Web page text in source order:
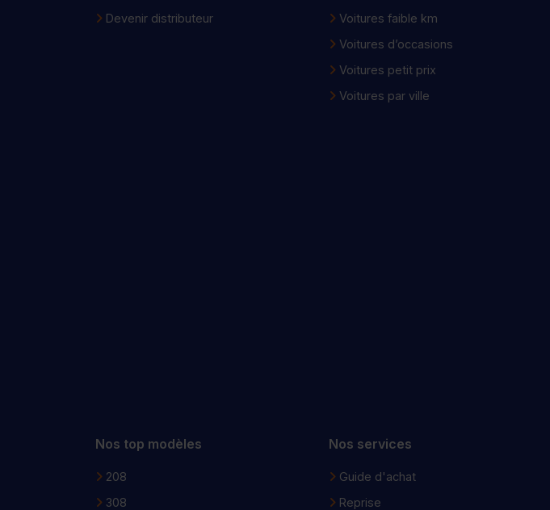
Devenir distributeur
Voitures faible km
Voitures d’occasions
Voitures petit prix
Voitures par ville
Nos top modèles
208
308
Nos services
Guide d'achat
Reprise